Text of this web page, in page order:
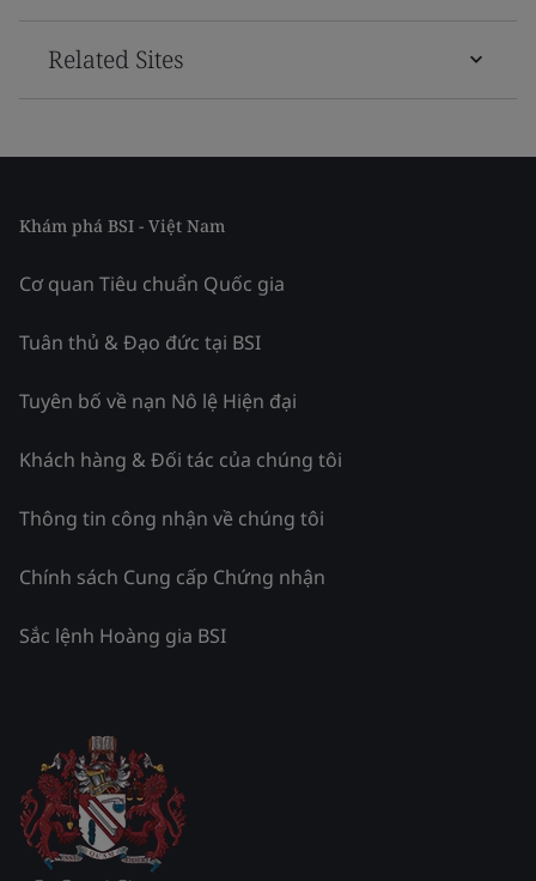
Related Sites
Khám phá BSI - Việt Nam
Cơ quan Tiêu chuẩn Quốc gia
Tuân thủ & Đạo đức tại BSI
Tuyên bố về nạn Nô lệ Hiện đại
Khách hàng & Đối tác của chúng tôi
Thông tin công nhận về chúng tôi
Chính sách Cung cấp Chứng nhận
Sắc lệnh Hoàng gia BSI